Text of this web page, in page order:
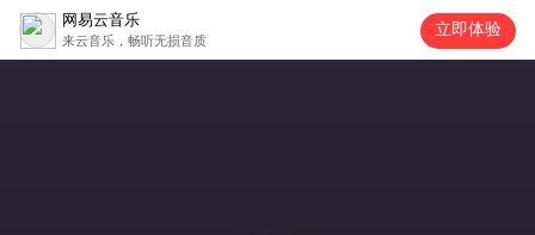
网易云音乐
来云音乐，畅听无损音质
立即体验